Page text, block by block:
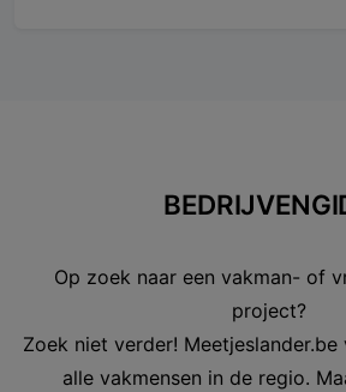
Op zoek naar een vakman- of
project?
Zoek niet verder!
alle vakmensen in de regio.